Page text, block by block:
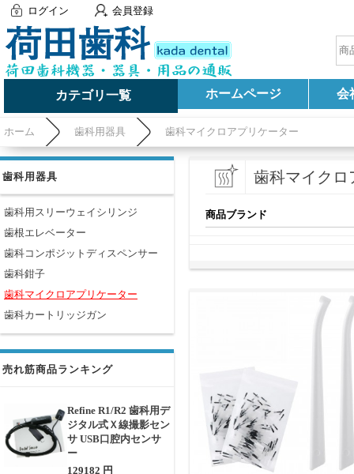
ログイン 会員登録
カテゴリ一覧 ホームページ 会
ホーム 歯科用器具 歯科マイクロアプリケーター
歯科用器具
歯科用スリーウェイシリンジ
歯根エレベーター
歯科コンポジットディスペンサー
歯科鉗子
歯科マイクロアプリケーター
歯科カートリッジガン
売れ筋商品ランキング
Refine R1/R2 歯科用デ
ジタル式Ｘ線撮影セン
サ USB口腔内センサ
ー
129182 円
歯科マイクロ
商品ブランド